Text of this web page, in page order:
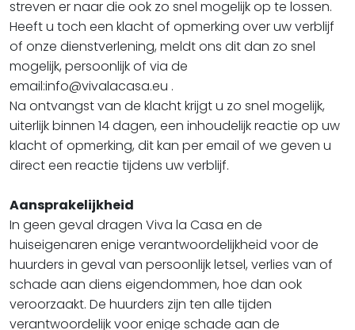
streven er naar die ook zo snel mogelijk op te lossen.
Heeft u toch een klacht of opmerking over uw verblijf
of onze dienstverlening, meldt ons dit dan zo snel
mogelijk, persoonlijk of via de
email:info@vivalacasa.eu .
Na ontvangst van de klacht krijgt u zo snel mogelijk,
uiterlijk binnen 14 dagen, een inhoudelijk reactie op uw
klacht of opmerking, dit kan per email of we geven u
direct een reactie tijdens uw verblijf.
Aansprakelijkheid
In geen geval dragen Viva la Casa en de
huiseigenaren enige verantwoordelijkheid voor de
huurders in geval van persoonlijk letsel, verlies van of
schade aan diens eigendommen, hoe dan ook
veroorzaakt. De huurders zijn ten alle tijden
verantwoordelijk voor enige schade aan de